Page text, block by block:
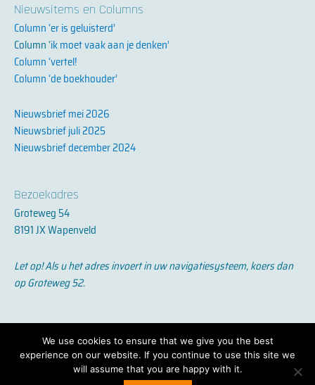
Nieuwsitems en Columns
Column ‘er is geluisterd’
Column ‘ik moet vaak aan je denken’
Column ‘vertel!
Column ‘de boekhouder’
Nieuwsbrief mei 2026
Nieuwsbrief juli 2025
Nieuwsbrief december 2024
Bezoekadres
Groteweg 54
8191 JX Wapenveld
Let op! Als u het adres invoert in uw navigatiesysteem, koers dan
op Groteweg 52.
We use cookies to ensure that we give you the best
experience on our website. If you continue to use this site we
will assume that you are happy with it.